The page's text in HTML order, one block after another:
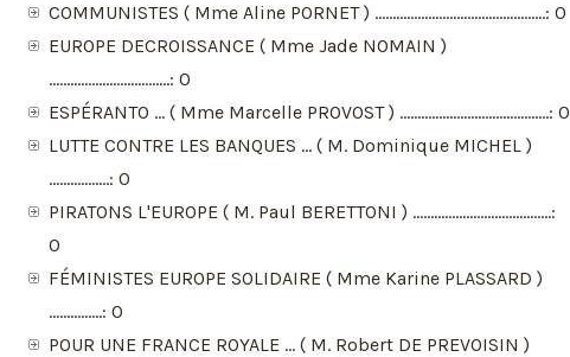
COMMUNISTES ( Mme Aline PORNET ) ................................................: 0
EUROPE DECROISSANCE ( Mme Jade NOMAIN )
..................................: 0
ESPÉRANTO ... ( Mme Marcelle PROVOST ) ..........................................: 0
LUTTE CONTRE LES BANQUES ... ( M. Dominique MICHEL )
.................: 0
PIRATONS L'EUROPE ( M. Paul BERETTONI ) .......................................:
0
FÉMINISTES EUROPE SOLIDAIRE ( Mme Karine PLASSARD )
...............: 0
POUR UNE FRANCE ROYALE ... ( M. Robert DE PREVOISIN )